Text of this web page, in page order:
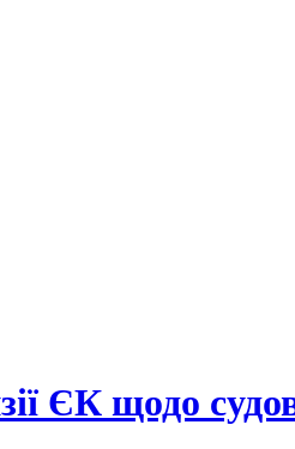
ЄК щодо